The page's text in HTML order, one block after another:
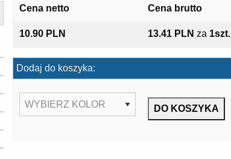
Cena netto Cena brutto
10.90 PLN 13.41 PLN za 1szt.
Dodaj do koszyka: